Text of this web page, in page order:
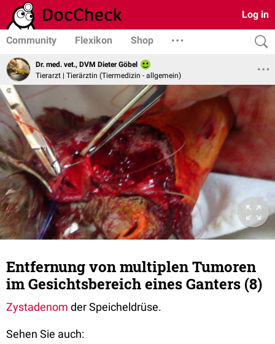
Log in
Community Flexikon Shop
Dr. med. vet., DVM Dieter Göbel
Tierarzt | Tierärztin (Tiermedizin - allgemein)
Entfernung von multiplen Tumoren
im Gesichtsbereich eines Ganters (8)
Zystadenom der Speicheldrüse.
Sehen Sie auch: